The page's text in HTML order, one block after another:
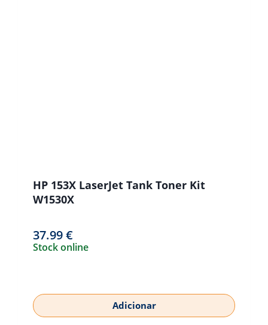
HP 153X LaserJet Tank Toner Kit
W1530X
37.99€
Stock online
Adicionar